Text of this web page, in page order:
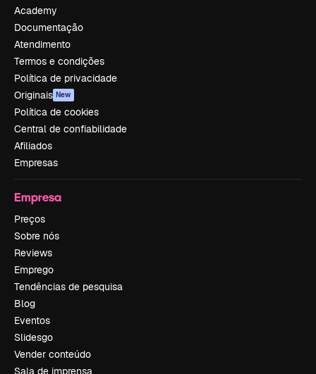
Academy
Documentação
Atendimento
Termos e condições
Política de privacidade
Originais New
Política de cookies
Central de confiabilidade
Afiliados
Empresas
Empresa
Preços
Sobre nós
Reviews
Emprego
Tendências de pesquisa
Blog
Eventos
Slidesgo
Vender conteúdo
Sala de imprensa